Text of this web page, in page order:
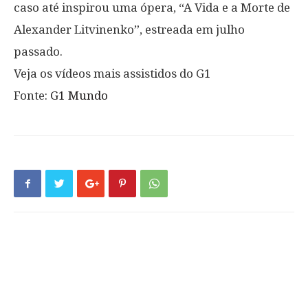
caso até inspirou uma ópera, “A Vida e a Morte de
Alexander Litvinenko”, estreada em julho
passado.
Veja os vídeos mais assistidos do G1
Fonte: G1 Mundo